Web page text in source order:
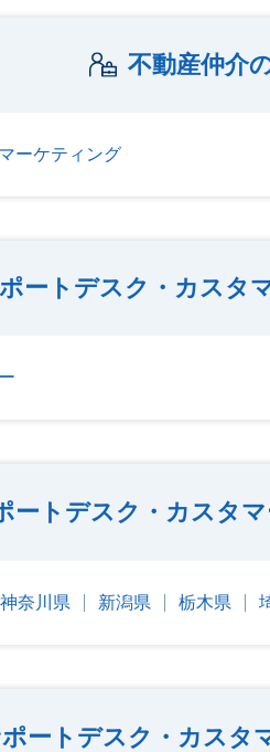
不動産仲介
ーケティング
ートデスク・カスタ
ートデスク・カスタ
神奈川県 新潟県 栃木県
ートデスク・カスタ